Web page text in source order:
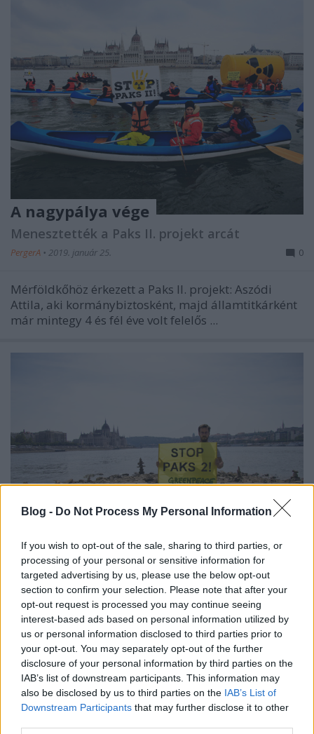
Blog - Do Not Process My Personal Information
If you wish to opt-out of the sale, sharing to third parties, or
processing of your personal or sensitive information for
targeted advertising by us, please use the below opt-out
section to confirm your selection. Please note that after your
opt-out request is processed you may continue seeing
interest-based ads based on personal information utilized by
us or personal information disclosed to third parties prior to
your opt-out. You may separately opt-out of the further
disclosure of your personal information by third parties on the
IAB’s list of downstream participants. This information may
also be disclosed by us to third parties on the IAB’s List of
Downstream Participants that may further disclose it to other
A nagypálya vége
Menesztették a Paks II. projekt arcát
PergerA • 2019. január 25. 0
Mérföldkőhöz érkezett a Paks II. projekt: Aszódi
Attila, aki kormánybiztosként, majd államtitkárként
már mintegy 4 és fél éve volt felelős ...
A klímaválság az atomerőműveket
sem kíméli
PergerA 2018. augusztus 27.
Melegebb volt-e a Duna Paks alatt 30 Celsius-foknál
vagy sem? Pont jókor vagy rosszkor romlott el a
hőmérő? Le kellett volna állítani Paksot? És ha ...